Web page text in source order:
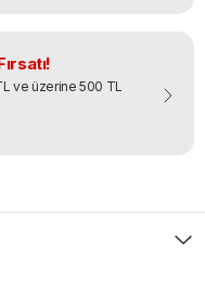
ve üzerine 500 TL